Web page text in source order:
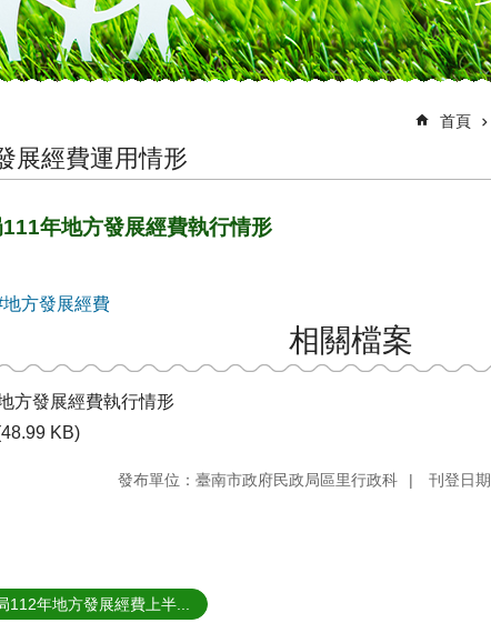
首頁
展經費運用情形
111年地方發展經費執行情形
地方發展經費
相關檔案
方發展經費執行情形
KB)
發布單位：臺南市政府民政局區里行政科 刊登日
112年地方發展經費上半...